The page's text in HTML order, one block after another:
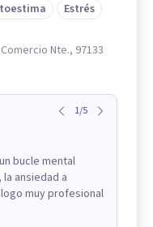
Estrés
Nte., 97133
1/5
bucle mental
ansiedad a
muy profesional